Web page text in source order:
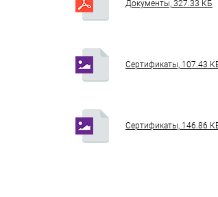
Документы, 327.33 КБ
Сертификаты, 107.43
Сертификаты, 146.86